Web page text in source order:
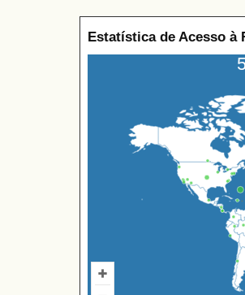
Estatística de Acesso à